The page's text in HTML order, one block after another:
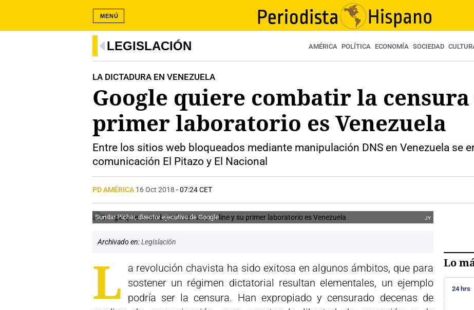
MENÚ
LEGISLACIÓN AMÉRICA POLÍTICA ECONOMÍA SOCIEDAD
LA DICTADURA EN VENEZUELA
Google quiere combatir la
primer laboratorio es Venezuela
Entre los sitios web bloqueados mediante manipulación DNS en Venezuela se
comunicación El Pitazo y El Nacional
PD AMÉRICA 16 Oct 2018 - 07:24 CET
Sundar Pichai, director ejecutivo de Google JY
Archivado en:Legislación
L
a revolución chavista ha sido exitosa en algunos ámbitos, que para
sostener un régimen dictatorial resultan elementales, un ejemplo
podría ser la censura. Han expropiado y censurado decenas de
Lo
24 hrs